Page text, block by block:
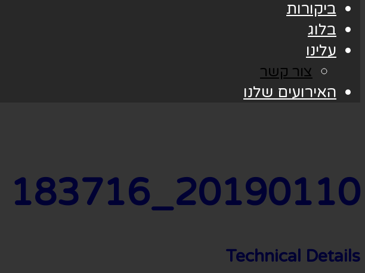
ביקורות
בלוג
עלינו
צור קשר
האירועים שלנו
20190110_183716
Technical Details